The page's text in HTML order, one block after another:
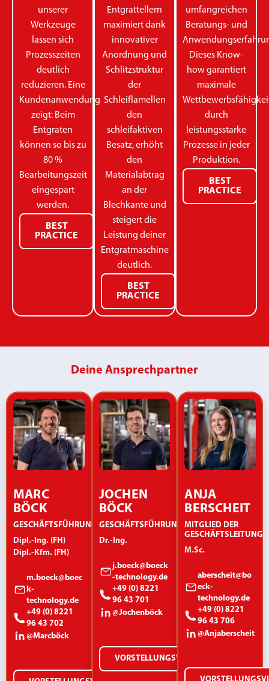
unserer
Werkzeuge
lassen sich
Prozesszeiten
deutlich
reduzieren. Eine
Kundenanwendung
zeigt: Beim
Entgraten
können so bis zu
80 %
Bearbeitungszeit
eingespart
werden.
BEST
PRACTICE
Entgrattellern
maximiert dank
innovativer
Anordnung und
Schlitzstruktur
der
Schleiflamellen
den
schleifaktiven
Besatz, erhöht
den
Materialabtrag
an der
Blechkante und
steigert die
Leistung deiner
Entgratmaschine
deutlich.
BEST
PRACTICE
umfangreichen
Beratungs- und
Dieses Know-
how garantiert
maximale
durch
leistungsstarke
Prozesse in jeder
Produktion.
BEST
PRACTICE
Deine Ansprechpartner
MARC
BÖCK
GESCHÄFTSFÜHRUNG/CEO
Dipl.-Ing. (FH)
Dipl.-Kfm. (FH)
m.boeck@boec
k-
technology.de
+49 (0) 8221
96 43 702
@Marcböck
JOCHEN
BÖCK
GESCHÄFTSFÜHRUNG/CEO
Dr.-Ing.
j.boeck@boeck
-technology.de
+49 (0) 8221
96 43 701
@Jochenböck
VORSTELLUNGSVIDEO
ANJA
BERSCHEIT
MITGLIED DER
GESCHÄFTSLEITUNG
M.Sc.
aberscheit@bo
eck-
technology.de
+49 (0) 8221
96 43 706
@Anjaberscheit